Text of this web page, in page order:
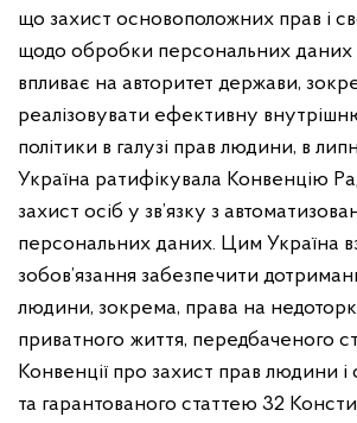
що захист основоположних прав і
щодо обробки персональних даних
впливає на авторитет держави,
реалізовувати ефективну
політики в галузі прав людини, в
Україна ратифікувала Конвенцію
захист осіб у зв’язку з
персональних даних. Цим Україна
зобов’язання забезпечити
людини, зокрема, права на
приватного життя, передбаченого
Конвенції про захист прав людини
та гарантованого статтею 32